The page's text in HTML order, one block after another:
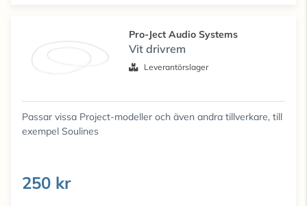
Pro-Ject Audio Systems
Vit drivrem
Leverantörslager
Passar vissa Project-modeller och även andra tillverkare, till
exempel Soulines
250 kr